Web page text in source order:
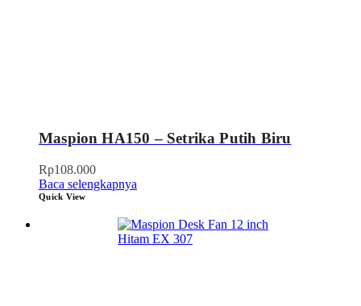
Maspion HA150 – Setrika Putih Biru
Rp108.000
Baca selengkapnya
Quick View